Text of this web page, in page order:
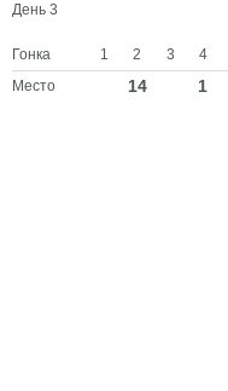
День 3
Гонка 1 2 3 4
Место
14 1